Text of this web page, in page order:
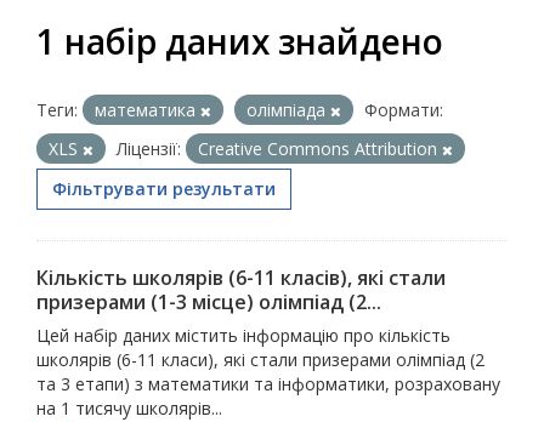
1 набір даних знайдено
Теги: математика олімпіада
Формати:
XLS
Ліцензії:
Creative Commons Attribution
Фільтрувати результати
Кількість школярів (6-11 класів), які стали
призерами (1-3 місце) олімпіад (2...
Цей набір даних містить інформацію про кількість
школярів (6-11 класи), які стали призерами олімпіад (2
та 3 етапи) з математики та інформатики, розраховану
на 1 тисячу школярів...